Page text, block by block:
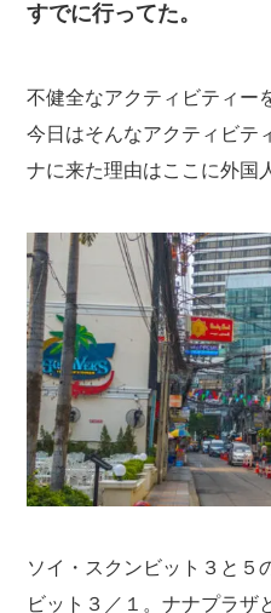
すでに行ってた。
不健全なアクティビティー
今日はそんなアクティビテ
ナに来た理由はここに外国
ソイ・スクンビット３と５
ビット３／１。ナナプラザ